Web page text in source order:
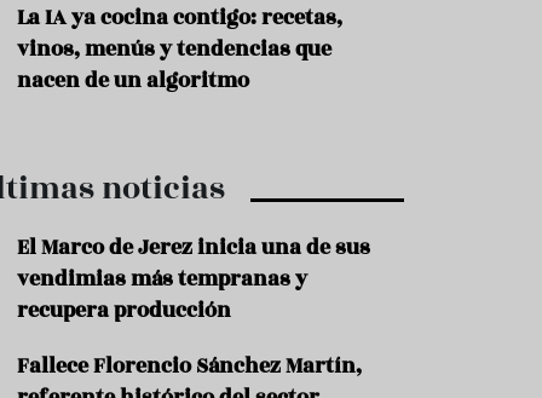
o
d
o
n
La IA ya cocina contigo: recetas,
vinos, menús y tendencias que
nacen de un algoritmo
noticias
El Marco de Jerez inicia una de sus
vendimias más tempranas y
recupera producción
Fallece Florencio Sánchez Martín,